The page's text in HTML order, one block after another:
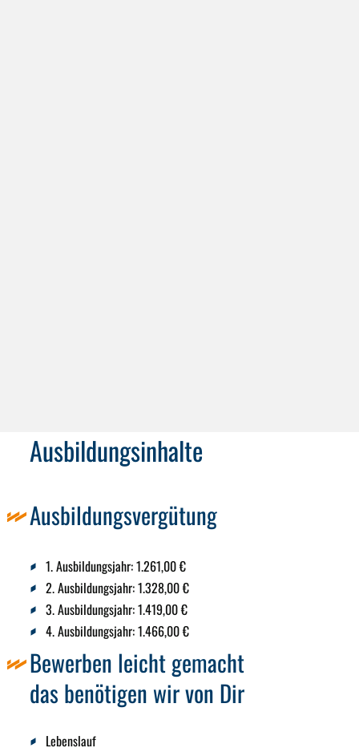
Ausbildungsinhalte
Ausbildungsvergütung
1. Ausbildungsjahr:1.261,00 €
2. Ausbildungsjahr:1.328,00 €
3. Ausbildungsjahr:1.419,00 €
4. Ausbildungsjahr:1.466,00 €
Bewerben leicht gemacht
das benötigen wir von Dir
Lebenslauf